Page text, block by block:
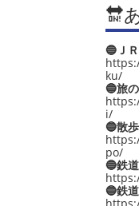
🔛
🔵Ｊ
ku/
🔵旅
i/
🔵散
po/
🔵鉄
🔵鉄